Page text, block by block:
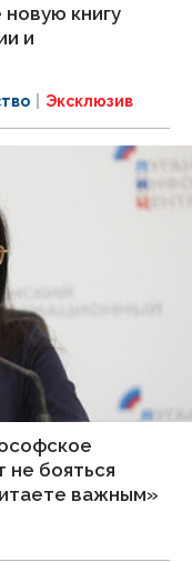
книгу
и
Эксклюзив
не бояться
важным»